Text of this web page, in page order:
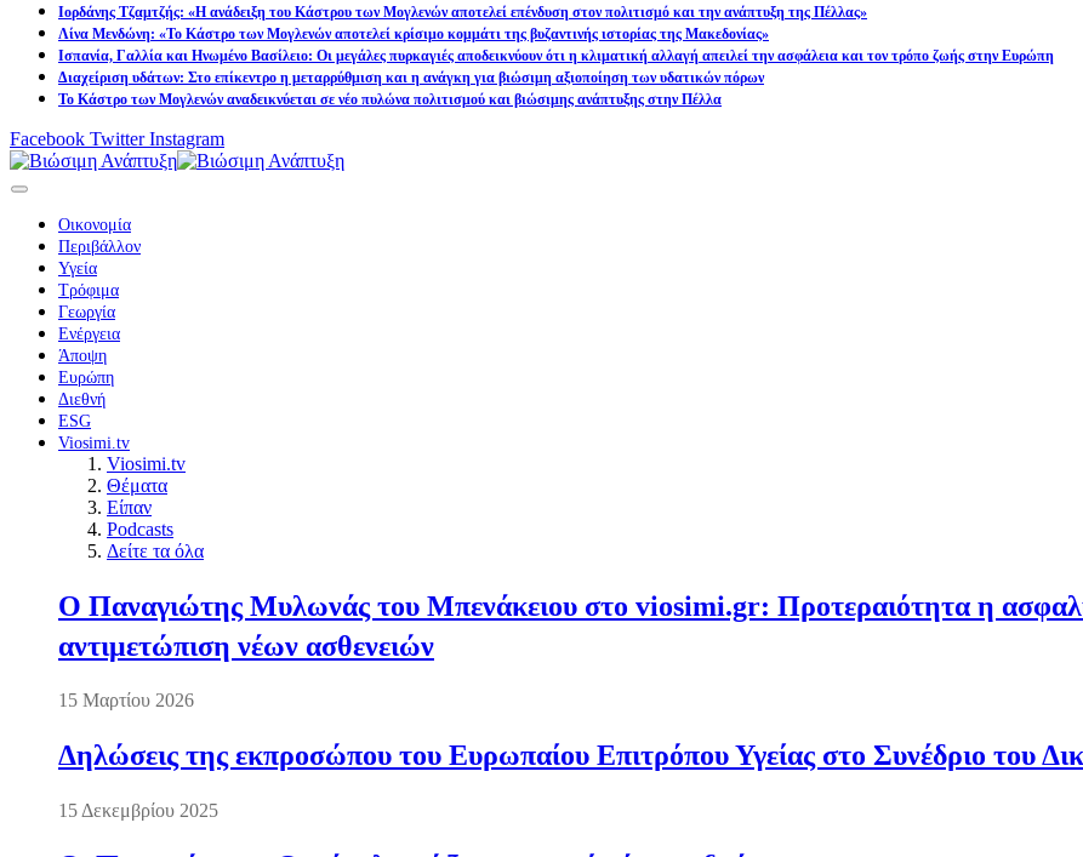
Ιορδάνης Τζαμτζής: «Η ανάδειξη του Κάστρου των Μογλενών αποτελεί επένδυση στον πολιτισμό και την ανάπτυξη της Πέλλας»
Λίνα Μενδώνη: «Το Κάστρο των Μογλενών αποτελεί κρίσιμο κομμάτι της βυζαντινής ιστορίας της Μακεδονίας»
Ισπανία, Γαλλία και Ηνωμένο Βασίλειο: Οι μεγάλες πυρκαγιές αποδεικνύουν ότι η κλιματική αλλαγή απειλεί την ασφάλεια και τον τρόπο ζωής στην Ευρώπη
Διαχείριση υδάτων: Στο επίκεντρο η μεταρρύθμιση και η ανάγκη για βιώσιμη αξιοποίηση των υδατικών πόρων
Το Κάστρο των Μογλενών αναδεικνύεται σε νέο πυλώνα πολιτισμού και βιώσιμης ανάπτυξης στην Πέλλα
Facebook Twitter Instagram
Οικονομία
Περιβάλλον
Υγεία
Τρόφιμα
Γεωργία
Ενέργεια
Άποψη
Ευρώπη
Διεθνή
ESG
Viosimi.tv
Viosimi.tv
Θέματα
Είπαν
Podcasts
Δείτε τα όλα
Ο Παναγιώτης Μυλωνάς του Μπενάκειου στο viosimi.gr: Προτεραιότητα η
αντιμετώπιση νέων ασθενειών
15 Μαρτίου 2026
Δηλώσεις της εκπροσώπου του Ευρωπαίου Επιτρόπου Υγείας στο Συνέδριο του
15 Δεκεμβρίου 2025